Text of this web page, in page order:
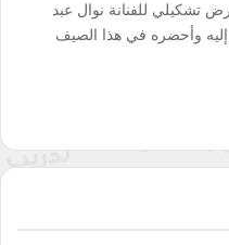
للفنانة نوال عبد
وأحضره في هذا الصيف